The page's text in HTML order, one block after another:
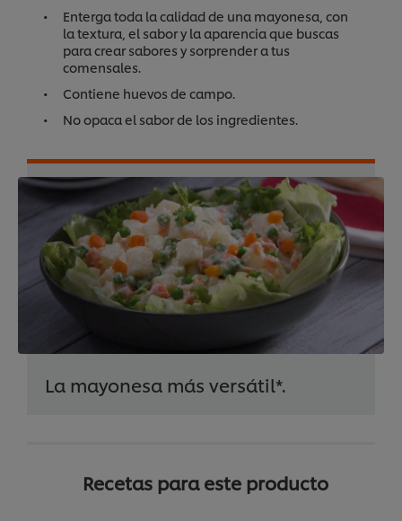
Enterga toda la calidad de una mayonesa, con
la textura, el sabor y la aparencia que buscas
para crear sabores y sorprender a tus
comensales.
Contiene huevos de campo.
No opaca el sabor de los ingredientes.
La mayonesa más versátil*.
Recetas para este producto
Utilizamos cookies propias y de terceros (y tecnologías